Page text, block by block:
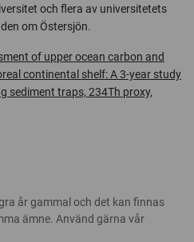
och flera av universitetets
om Östersjön.
of upper ocean carbon and
continental shelf: A 3-year study
sediment traps, 234Th proxy,
år gammal och det kan finnas
ämne. Använd gärna vår